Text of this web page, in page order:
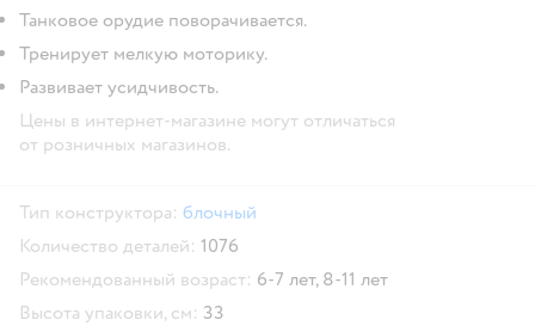
Танковое орудие поворачивается.
Тренирует мелкую моторику.
Развивает усидчивость.
Цены в интернет-магазине могут отличаться
от розничных магазинов.
Тип конструктора: блочный
Количество деталей: 1076
Рекомендованный возраст: 6-7 лет, 8-11 лет
Высота упаковки, см: 33